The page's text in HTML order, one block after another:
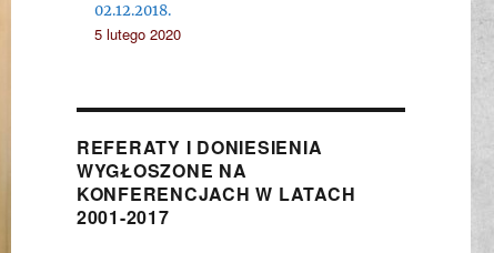
02.12.2018.
5 lutego 2020
REFERATY I DONIESIENIA
WYGŁOSZONE NA
KONFERENCJACH W LATACH
2001-2017